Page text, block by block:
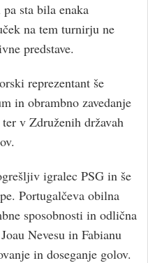
sta bila enaka
na tem turnirju ne
predstave.
reprezentant še
in obrambno zavedanje
v Združenih državah
igralec PSG in še
Portugalčeva obilna
sposobnosti in odlična
Nevesu in Fabianu
in doseganje golov.